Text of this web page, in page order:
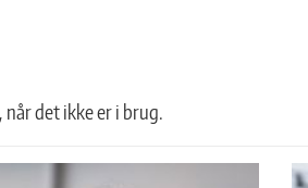
det ikke er i brug.